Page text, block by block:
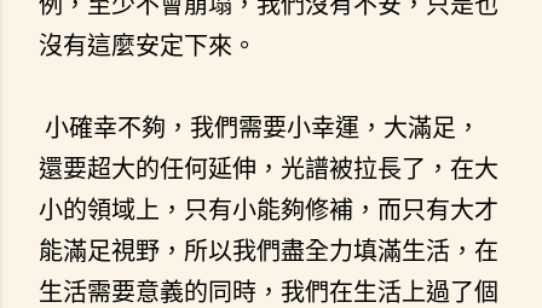
沒有這麼安定下來。
小確幸不夠，我們需要小幸運，大滿足，
還要超大的任何延伸，光譜被拉長了，在大
小的領域上，只有小能夠修補，而只有大才
能滿足視野，所以我們盡全力填滿生活，在
生活需要意義的同時，我們在生活上過了個